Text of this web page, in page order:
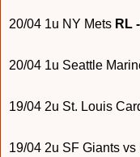
20/04 1u NY Mets RL
20/04 1u Seattle
19/04 2u St. Louis
19/04 2u SF Giants